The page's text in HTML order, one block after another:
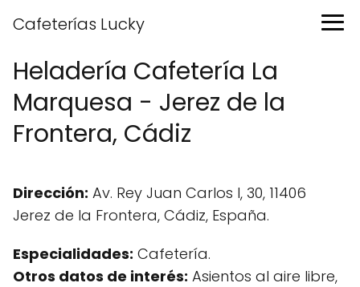
Cafeterías Lucky
Heladería Cafetería La
Marquesa - Jerez de la
Frontera, Cádiz
Dirección: Av. Rey Juan Carlos I, 30, 11406
Jerez de la Frontera, Cádiz, España.
Especialidades: Cafetería.
Otros datos de interés: Asientos al aire libre,